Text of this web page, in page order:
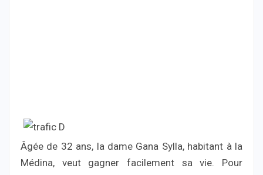
Âgée de 32 ans, la dame Gana Sylla, habitant à la
Médina, veut gagner facilement sa vie. Pour